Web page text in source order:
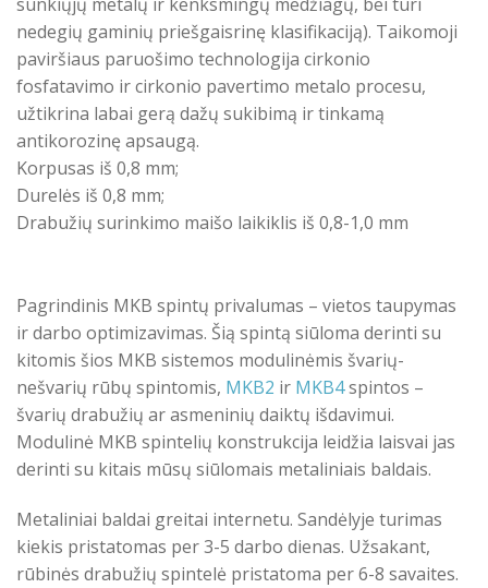
nedegių gaminių priešgaisrinę klasifikaciją). Taikomoji
paviršiaus paruošimo technologija cirkonio
fosfatavimo ir cirkonio pavertimo metalo procesu,
užtikrina labai gerą dažų sukibimą ir tinkamą
antikorozinę apsaugą.
Korpusas iš 0,8 mm;
Durelės iš 0,8 mm;
Drabužių surinkimo maišo laikiklis iš 0,8-1,0 mm
Pagrindinis MKB spintų privalumas – vietos taupymas
ir darbo optimizavimas. Šią spintą siūloma derinti su
kitomis šios MKB sistemos modulinėmis švarių-
nešvarių rūbų spintomis, MKB2 ir MKB4spintos –
švarių drabužių ar asmeninių daiktų išdavimui.
Modulinė MKB spintelių konstrukcija leidžia laisvai jas
derinti su kitais mūsų siūlomais metaliniais baldais.
Metaliniai baldai greitai internetu. Sandėlyje turimas
kiekis pristatomas per 3-5 darbo dienas. Užsakant,
rūbinės drabužių spintelė pristatoma per 6-8 savaites.